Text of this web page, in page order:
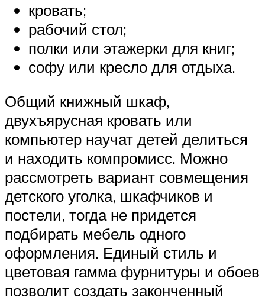
кровать;
рабочий стол;
полки или этажерки для книг;
софу или кресло для отдыха.
Общий книжный шкаф,
двухъярусная кровать или
компьютер научат детей делиться
и находить компромисс. Можно
рассмотреть вариант совмещения
детского уголка, шкафчиков и
постели, тогда не придется
подбирать мебель одного
оформления. Единый стиль и
цветовая гамма фурнитуры и обоев
позволит создать законченный